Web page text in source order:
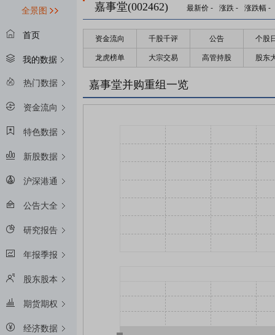
全景图
首页
我的数据
热门数据
资金流向
特色数据
新股数据
沪深港通
公告大全
研究报告
年报季报
股东股本
期货期权
经济数据
嘉事堂(002462) 最新价 - 涨跌 - 涨跌幅 -
资金流向 千股千评 公告 个股
龙虎榜单 大宗交易 高管持股 股东
嘉事堂并购重组一览